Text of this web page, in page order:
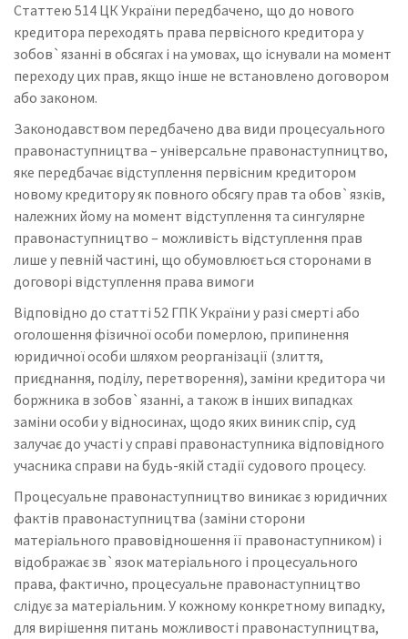
Статтею 514 ЦК України передбачено, що до нового
кредитора переходять права первісного кредитора у
зобов`язанні в обсягах і на умовах, що існували на момент
переходу цих прав, якщо інше не встановлено договором
або законом.
Законодавством передбачено два види процесуального
правонаступництва – універсальне правонаступництво,
яке передбачає відступлення первісним кредитором
новому кредитору як повного обсягу прав та обов`язків,
належних йому на момент відступлення та сингулярне
правонаступництво – можливість відступлення прав
лише у певній частині, що обумовлюється сторонами в
договорі відступлення права вимоги
Відповідно до статті 52 ГПК України у разі смерті або
оголошення фізичної особи померлою, припинення
юридичної особи шляхом реорганізації (злиття,
приєднання, поділу, перетворення), заміни кредитора чи
боржника в зобов`язанні, а також в інших випадках
заміни особи у відносинах, щодо яких виник спір, суд
залучає до участі у справі правонаступника відповідного
учасника справи на будь-якій стадії судового процесу.
Процесуальне правонаступництво виникає з юридичних
фактів правонаступництва (заміни сторони
матеріального правовідношення її правонаступником) і
відображає зв`язок матеріального і процесуального
права, фактично, процесуальне правонаступництво
слідує за матеріальним. У кожному конкретному випадку,
для вирішення питань можливості правонаступництва,